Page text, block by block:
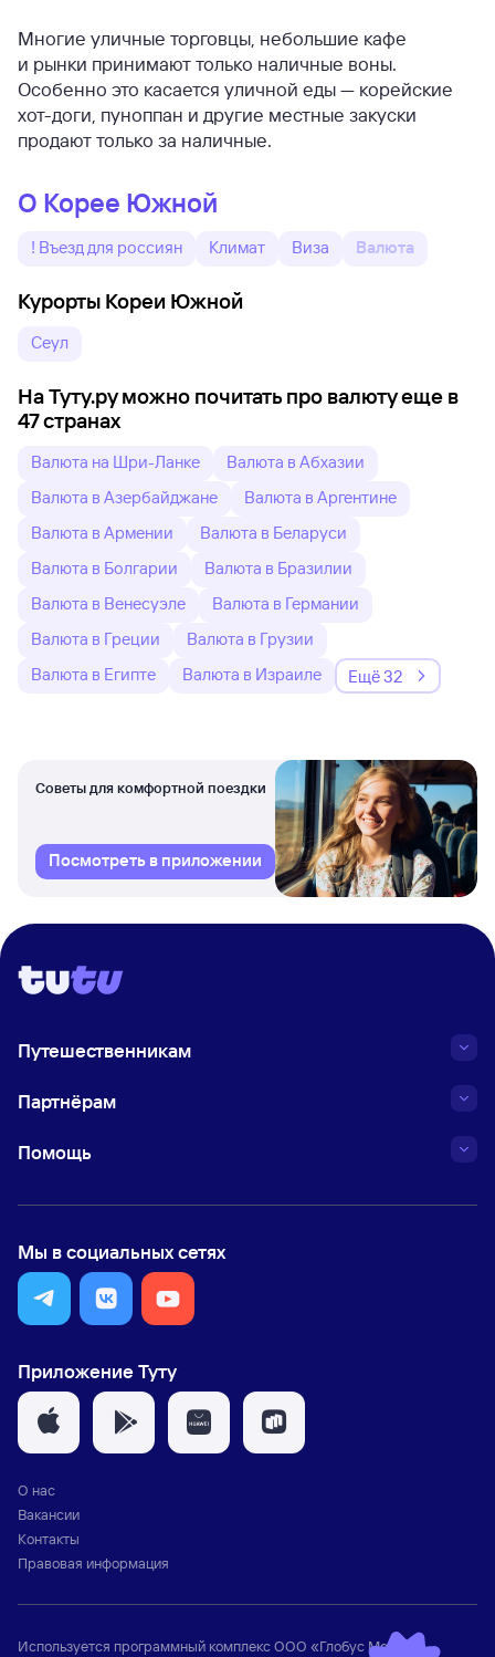
Многие уличные торговцы, небольшие кафе
и рынки принимают только наличные воны.
Особенно это касается уличной еды — корейские
хот-доги, пуноппан и другие местные закуски
продают только за наличные.
О Корее Южной
! Въезд для россиян Климат Виза Валюта
Курорты Кореи Южной
Сеул
На Туту.ру можно почитать про валюту еще в
47 странах
Валюта на Шри-Ланке
Валюта в Абхазии
Валюта в Азербайджане
Валюта в Аргентине
Валюта в Армении
Валюта в Беларуси
Валюта в Болгарии
Валюта в Бразилии
Валюта в Венесуэле
Валюта в Германии
Валюта в Греции
Валюта в Грузии
Валюта в Египте
Валюта в Израиле Ещё 32
Советы для комфортной поездки
Посмотреть в приложении
Путешественникам
Партнёрам
Помощь
Мы в социальных сетях
Приложение Туту
О нас
Вакансии
Контакты
Правовая информация
Используется программный комплексООО «Глобус Медиа»